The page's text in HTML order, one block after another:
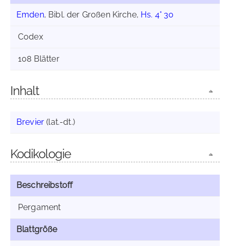
Emden, Bibl. der Großen Kirche, Hs. 4° 30
Codex
108 Blätter
Inhalt
Brevier (lat.-dt.)
Kodikologie
Beschreibstoff
Pergament
Blattgröße